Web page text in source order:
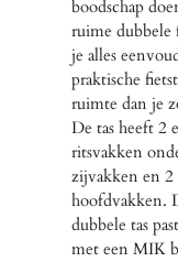
boodschap
ruime dubbele
je alles
praktische
ruimte dan je
De tas heeft 2
ritsvakken
zijvakken en 2
hoofdvakken.
dubbele tas
met een MIK